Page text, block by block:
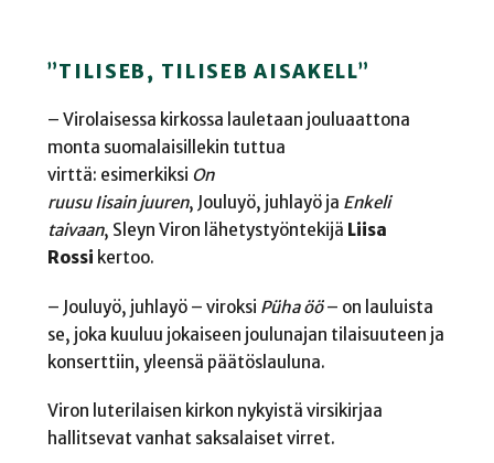
”TILISEB, TILISEB AISAKELL”
– Virolaisessa kirkossa lauletaan jouluaattona
monta suomalaisillekin tuttua
virttä: esimerkiksi On
ruusu Iisain juuren, Jouluyö, juhlayöja Enkeli
taivaan, Sleyn Viron lähetystyöntekijä Liisa
Rossi kertoo.
– Jouluyö, juhlayö– viroksi Püha öö– on lauluista
se, joka kuuluu jokaiseen joulunajan tilaisuuteen ja
konserttiin, yleensä päätöslauluna.
Viron luterilaisen kirkon nykyistä virsikirjaa
hallitsevat vanhat saksalaiset virret.